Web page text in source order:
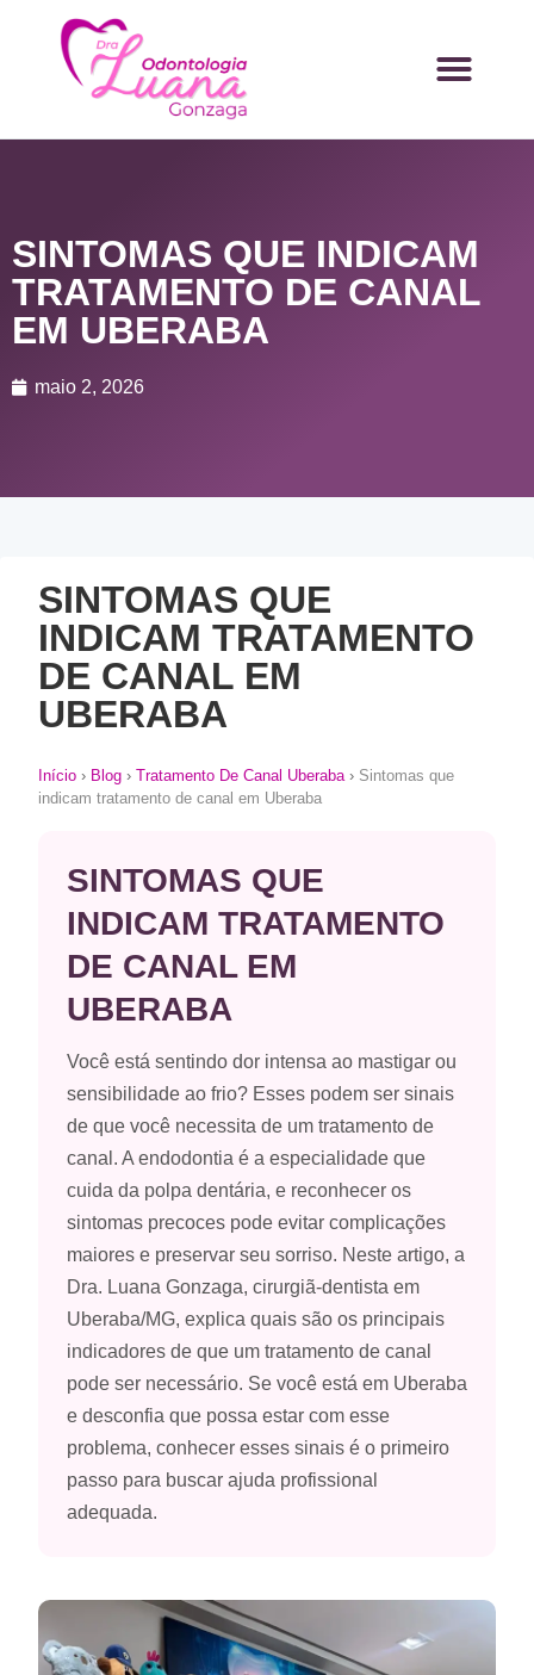
SINTOMAS QUE INDICAM
TRATAMENTO DE CANAL
EM UBERABA
maio 2, 2026
SINTOMAS QUE
INDICAM TRATAMENTO
DE CANAL EM
UBERABA
Início › Blog › Tratamento De Canal Uberaba› Sintomas que
indicam tratamento de canal em Uberaba
SINTOMAS QUE
INDICAM TRATAMENTO
DE CANAL EM
UBERABA
Você está sentindo dor intensa ao mastigar ou
sensibilidade ao frio? Esses podem ser sinais
de que você necessita de um tratamento de
canal. A endodontia é a especialidade que
cuida da polpa dentária, e reconhecer os
sintomas precoces pode evitar complicações
maiores e preservar seu sorriso. Neste artigo, a
Dra. Luana Gonzaga, cirurgiã-dentista em
Uberaba/MG, explica quais são os principais
indicadores de que um tratamento de canal
pode ser necessário. Se você está em Uberaba
e desconfia que possa estar com esse
problema, conhecer esses sinais é o primeiro
passo para buscar ajuda profissional
adequada.